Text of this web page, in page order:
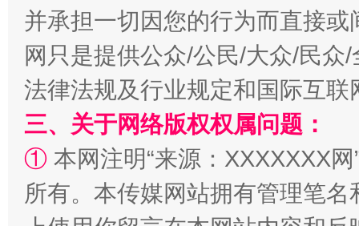
阿坝州三大球赛在茂县开幕 规模
并承担一切因您的行为而直接
网只是提供公众/公民/大众/民
法律法规及行业规定和国际互
三、关于网络版权权属问题：
① 本网注明“来源：XXXXXXX
所有。本传媒网站拥有管理笔